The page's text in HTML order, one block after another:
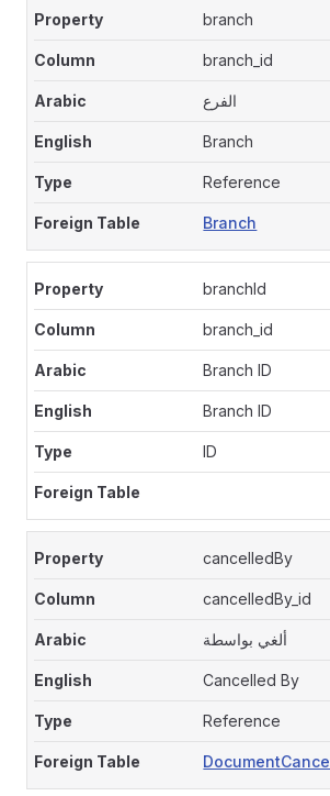
branch
branch_id
الفرع
Branch
Reference
Branch
branchId
branch_id
Branch ID
Branch ID
ID
cancelledBy
cancelledBy_id
ألغي بواسطة
Cancelled By
Reference